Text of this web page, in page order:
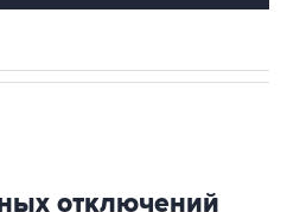
отключений